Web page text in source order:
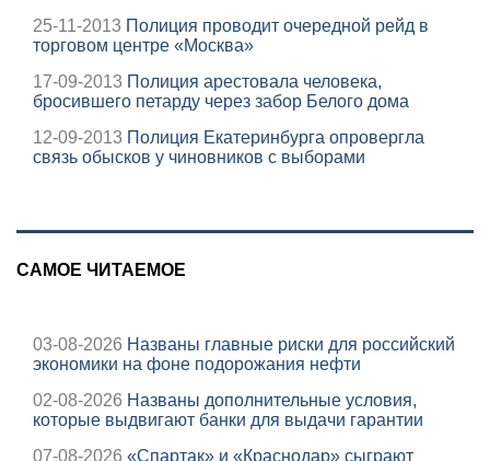
25-11-2013 Полиция проводит очередной рейд в
торговом центре «Москва»
17-09-2013 Полиция арестовала человека,
бросившего петарду через забор Белого дома
12-09-2013 Полиция Екатеринбурга опровергла
связь обысков у чиновников с выборами
САМОЕ ЧИТАЕМОЕ
03-08-2026 Названы главные риски для российский
экономики на фоне подорожания нефти
02-08-2026 Названы дополнительные условия,
которые выдвигают банки для выдачи гарантии
07-08-2026 «Спартак» и «Краснодар» сыграют